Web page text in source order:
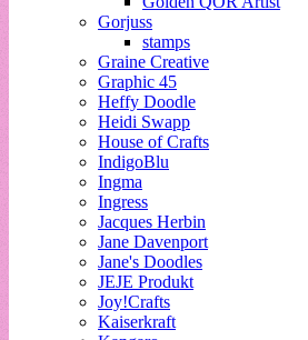
Gorjuss
stamps
Graine Creative
Graphic 45
Heffy Doodle
Heidi Swapp
House of Crafts
IndigoBlu
Ingma
Ingress
Jacques Herbin
Jane Davenport
Jane's Doodles
JEJE Produkt
Joy!Crafts
Kaiserkraft